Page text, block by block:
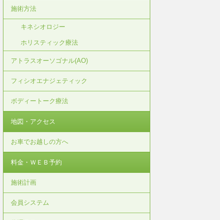
施術方法
キネシオロジー
ホリスティック療法
アトラスオーソゴナル(AO)
フィシオエナジェティック
ボディートーク療法
地図・アクセス
お車でお越しの方へ
料金・ＷＥＢ予約
施術計画
会員システム